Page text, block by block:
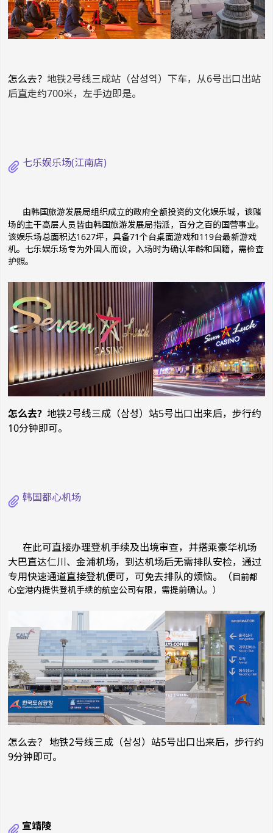
怎么去？ 地铁2号线三成站（삼성역）下车，从6号出口出站
后直走约700米，左手边即是。
七乐娱乐场(江南店)
由韩国旅游发展局组织成立的政府全额投资的文化娱乐城， 该赌
场的主干高层人员皆由韩国旅游发展局指派，百分之百的国营事业。
该娱乐场总面积达1627坪，具备71个台桌面游戏和119台最新游戏
机。七乐娱乐场专为外国人而设，入场时为确认年龄和国籍，需检查
护照。
怎么去？ 地铁2号线三成（삼성）站5号出口出来后，步行约
10分钟即可。
韩国都心机场
在此可直接办理登机手续及出境审查，并搭乘豪华机场
大巴直达仁川、金浦机场，到达机场后无需排队安检，通过
专用快速通道直接登机便可，可免去排队的烦恼。（目前都
心空港内提供登机手续的航空公司有限，需提前确认。）
怎么去？ 地铁2号线三成（삼성）站5号出口出来后，步行约
9分钟即可。
宣靖陵